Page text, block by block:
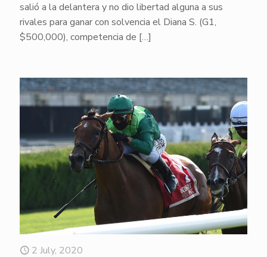
salió a la delantera y no dio libertad alguna a sus
rivales para ganar con solvencia el Diana S. (G1,
$500,000), competencia de […]
2 July, 2020